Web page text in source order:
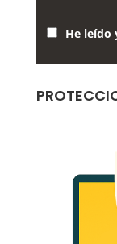
He leído